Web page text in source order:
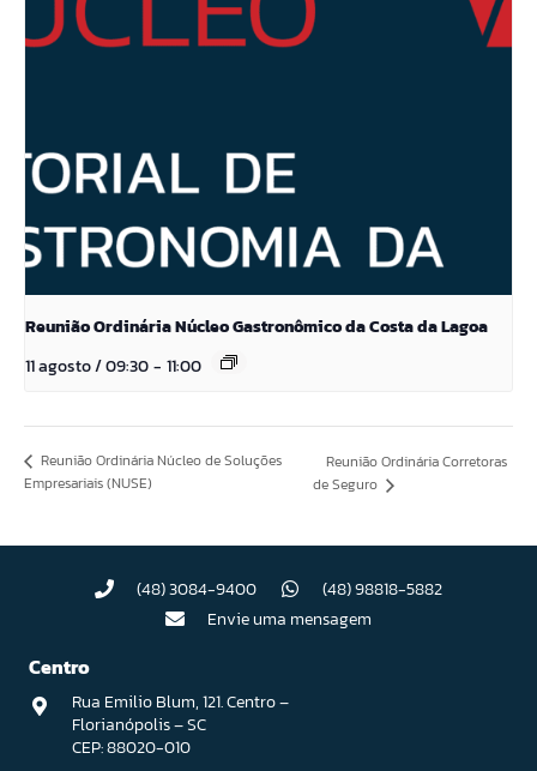
Reunião Ordinária Núcleo Gastronômico da Costa da Lagoa
11 agosto / 09:30- 11:00
Reunião Ordinária Núcleo de Soluções
Empresariais (NUSE)
Reunião Ordinária Corretoras
de Seguro
(48) 3084-9400
(48) 98818-5882
Envie uma mensagem
Centro
Rua Emilio Blum, 121. Centro –
Florianópolis – SC
CEP: 88020-010